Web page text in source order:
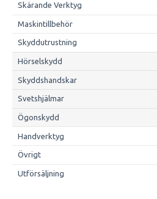
Skärande Verktyg
Maskintillbehör
Skyddutrustning
Hörselskydd
Skyddshandskar
Svetshjälmar
Ögonskydd
Handverktyg
Övrigt
Utförsäljning